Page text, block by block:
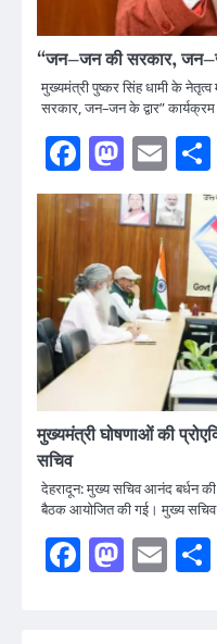
“जन–जन की सरकार, जन–जन
मुख्यमंत्री पुष्कर सिंह धामी के
सरकार, जन–जन के द्वार”
Facebook
मुख्यमंत्री घोषणाओं की
सचिव
देहरादून: मुख्य सचिव आनंद बर्धन की
बैठक आयोजित की गई। मुख्य
Facebook